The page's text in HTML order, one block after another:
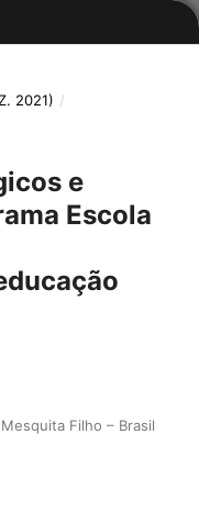
2021) /
e
Escola
Filho – Brasil